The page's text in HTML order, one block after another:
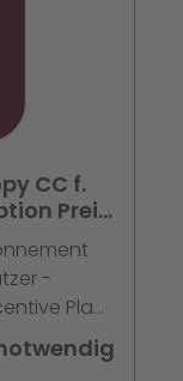
CC f.
Preis
-
Plan
- Win,